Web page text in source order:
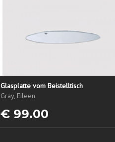
Glasplatte vom Beistelltisch
Gray, Eileen
€ 99.00